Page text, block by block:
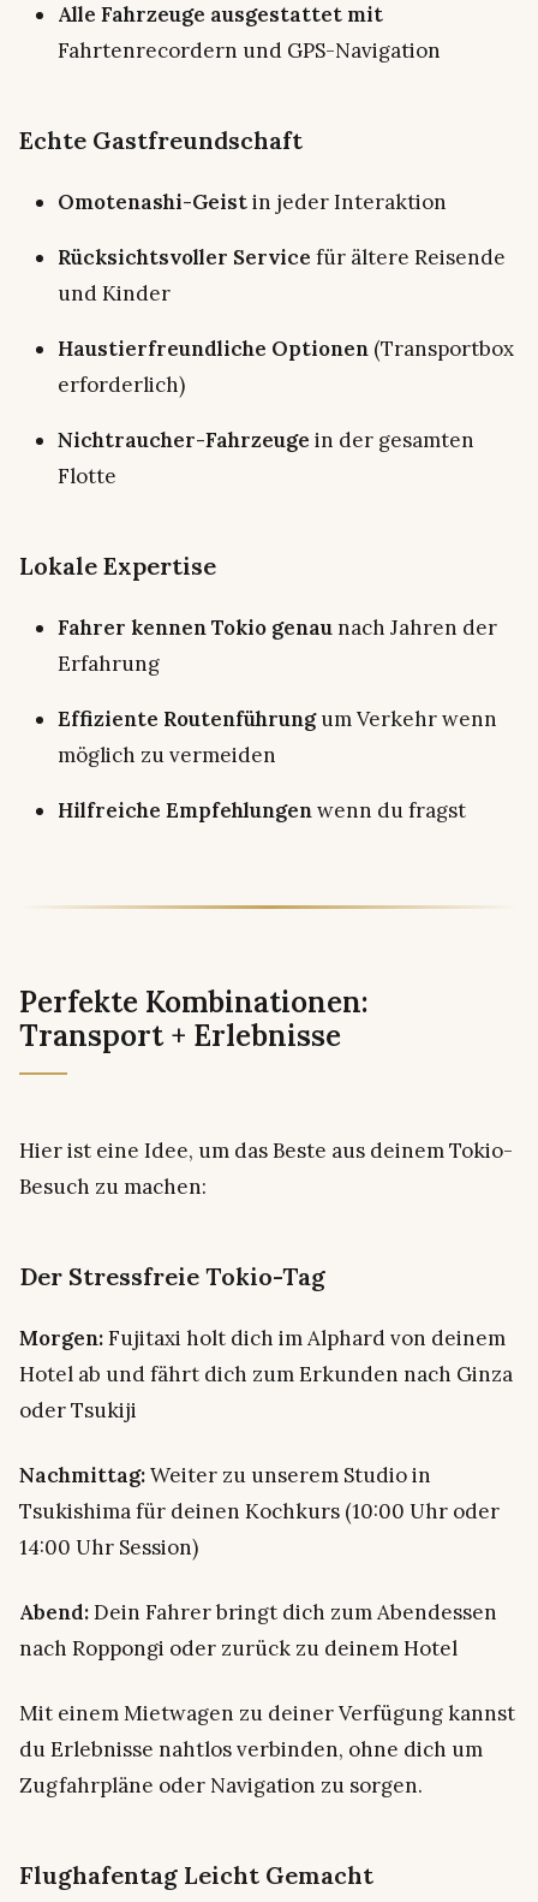
Alle Fahrzeuge ausgestattet mit
Fahrtenrecordern und GPS-Navigation
Echte Gastfreundschaft
Omotenashi-Geistin jeder Interaktion
Rücksichtsvoller Service für ältere Reisende
und Kinder
Haustierfreundliche Optionen (Transportbox
erforderlich)
Nichtraucher-Fahrzeuge in der gesamten
Flotte
Lokale Expertise
Fahrer kennen Tokio genaunach Jahren der
Erfahrung
Effiziente Routenführungum Verkehr wenn
möglich zu vermeiden
Hilfreiche Empfehlungenwenn du fragst
Perfekte Kombinationen:
Transport + Erlebnisse
Hier ist eine Idee, um das Beste aus deinem Tokio-
Besuch zu machen:
Der Stressfreie Tokio-Tag
Morgen:Fujitaxi holt dich im Alphard von deinem
Hotel ab und fährt dich zum Erkunden nach Ginza
oder Tsukiji
Nachmittag:Weiter zu unserem Studio in
Tsukishima für deinen Kochkurs (10:00 Uhr oder
14:00 Uhr Session)
Abend:Dein Fahrer bringt dich zum Abendessen
nach Roppongi oder zurück zu deinem Hotel
Mit einem Mietwagen zu deiner Verfügung kannst
du Erlebnisse nahtlos verbinden, ohne dich um
Zugfahrpläne oder Navigation zu sorgen.
Flughafentag Leicht Gemacht